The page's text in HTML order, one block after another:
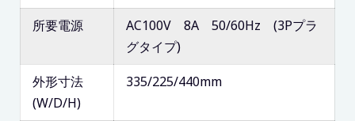
所要電源
AC100V 8A 50/60Hz (3Pプラ
グタイプ)
外形寸法
(W/D/H)
335/225/440mm